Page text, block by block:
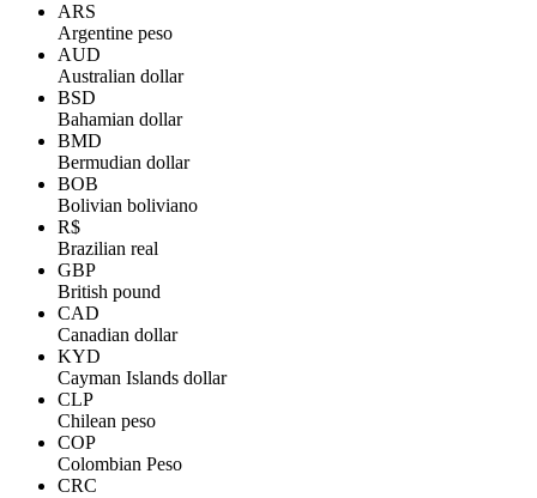
ARS
Argentine peso
AUD
Australian dollar
BSD
Bahamian dollar
BMD
Bermudian dollar
BOB
Bolivian boliviano
R$
Brazilian real
GBP
British pound
CAD
Canadian dollar
KYD
Cayman Islands dollar
CLP
Chilean peso
COP
Colombian Peso
CRC